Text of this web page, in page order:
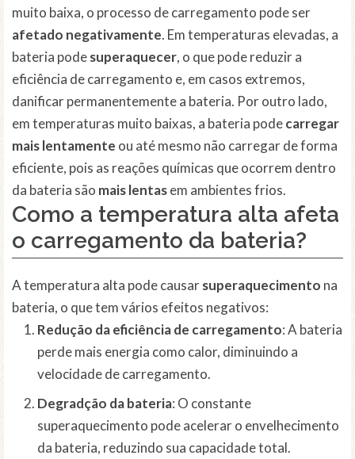
muito baixa, o processo de carregamento pode ser
afetado negativamente. Em temperaturas elevadas, a
bateria podesuperaquecer, o que pode reduzir a
eficiência de carregamento e, em casos extremos,
danificar permanentemente a bateria. Por outro lado,
em temperaturas muito baixas, a bateria podecarregar
mais lentamente ou até mesmo não carregar de forma
eficiente, pois as reações químicas que ocorrem dentro
da bateria são mais lentasem ambientes frios.
Como a temperatura alta afeta
o carregamento da bateria?
A temperatura alta pode causarsuperaquecimento na
bateria, o que tem vários efeitos negativos:
Redução da eficiência de carregamento: A bateria
perde mais energia como calor, diminuindo a
velocidade de carregamento.
Degradção da bateria: O constante
superaquecimento pode acelerar o envelhecimento
da bateria, reduzindo sua capacidade total.